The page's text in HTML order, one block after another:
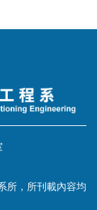
所，所刊載內容均